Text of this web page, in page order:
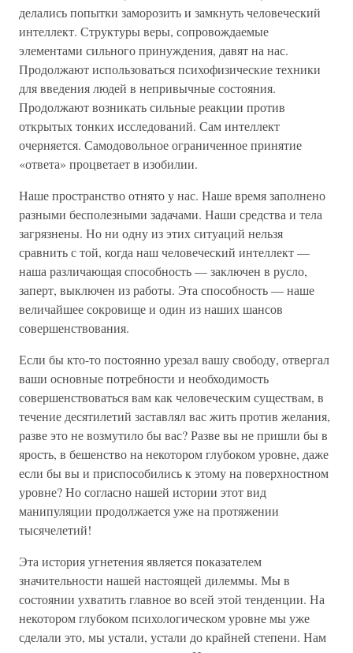
делались попытки заморозить и замкнуть человеческий
интеллект. Структуры веры, сопровождаемые
элементами сильного принуждения, давят на нас.
Продолжают использоваться психофизические техники
для введения людей в непривычные состояния.
Продолжают возникать сильные реакции против
открытых тонких исследований. Сам интеллект
очерняется. Самодовольное ограниченное принятие
«ответа» процветает в изобилии.
Наше пространство отнято у нас. Наше время заполнено
разными бесполезными задачами. Наши средства и тела
загрязнены. Но ни одну из этих ситуаций нельзя
сравнить с той, когда наш человеческий интеллект —
наша различающая способность — заключен в русло,
заперт, выключен из работы. Эта способность — наше
величайшее сокровище и один из наших шансов
совершенствования.
Если бы кто-то постоянно урезал вашу свободу, отвергал
ваши основные потребности и необходимость
совершенствоваться вам как человеческим существам, в
течение десятилетий заставлял вас жить против желания,
разве это не возмутило бы вас? Разве вы не пришли бы в
ярость, в бешенство на некотором глубоком уровне, даже
если бы вы и приспособились к этому на поверхностном
уровне? Но согласно нашей истории этот вид
манипуляции продолжается уже на протяжении
тысячелетий!
Эта история угнетения является показателем
значительности нашей настоящей дилеммы. Мы в
состоянии ухватить главное во всей этой тенденции. На
некотором глубоком психологическом уровне мы уже
сделали это, мы устали, устали до крайней степени. Нам